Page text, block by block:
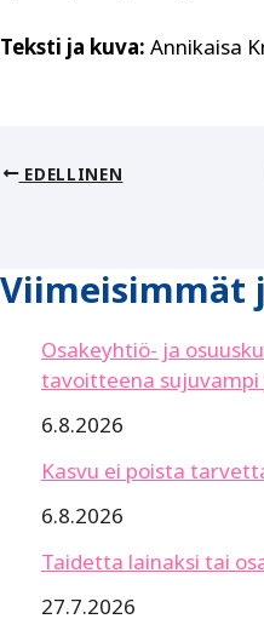
Teksti ja kuva: Annikaisa
EDELLINEN
Viimeisimmät
Osakeyhtiö- ja
tavoitteena
6.8.2026
Kasvu ei poista
6.8.2026
Taidetta lainaksi tai
27.7.2026